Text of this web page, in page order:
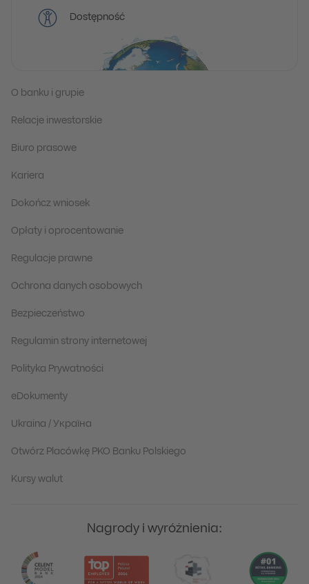
Dostępność
O banku i grupie
Relacje inwestorskie
Biuro prasowe
Kariera
Dokończ wniosek
Opłaty i oprocentowanie
Regulacje prawne
Ochrona danych osobowych
Bezpieczeństwo
Regulamin strony internetowej
Polityka Prywatności
eDokumenty
Ukraina / Україна
Otwórz Placówkę PKO Banku Polskiego
Kursy walut
Nagrody i wyróżnienia: